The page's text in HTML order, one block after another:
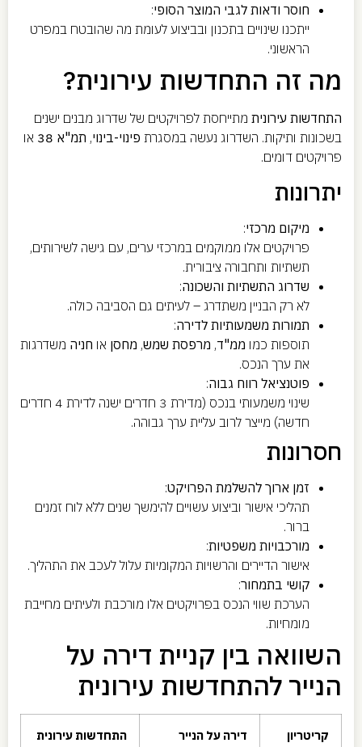
חוסר ודאות לגבי המוצר הסופי:
ייתכנו שינויים בתכנון ובביצוע לעומת מה שהובטח במפרט
הראשוני.
מה זה התחדשות עירונית?
התחדשות עירונית מתייחסת לפרויקטים של שדרוג מבנים ישנים
בשכונות ותיקות. השדרוג נעשה במסגרת פינוי-בינוי, תמ"א 38
או
פרויקטים דומים.
יתרונות
מיקום מרכזי:
פרויקטים אלו ממוקמים במרכזי ערים, עם גישה לשירותים,
תשתיות ותחבורה ציבורית.
שדרוג התשתיות והשכונה:
לא רק הבניין משתדרג – לעיתים גם הסביבה כולה.
תמורות משמעותיות לדירה:
תוספות כמו ממ"ד, מרפסת שמש, מחסן או חניה משדרגות
את ערך הנכס.
פוטנציאל רווח גבוה:
שינוי משמעותי בנכס (מדירת 3 חדרים ישנה לדירת 4 חדרים
חדשה) מייצר לרוב עליית ערך גבוהה.
חסרונות
זמן ארוך להשלמת הפרויקט:
תהליכי אישור וביצוע עשויים להימשך שנים ללא לוח זמנים
ברור.
מורכבויות משפטיות:
אישור הדיירים והרשויות המקומיות עלול לעכב את התהליך.
קושי בתמחור:
הערכת שווי הנכס בפרויקטים אלו מורכבת ולעיתים מחייבת
מומחיות.
השוואה בין קניית דירה על
הנייר להתחדשות עירונית
קריטריון דירה על הנייר התחדשות עירונית